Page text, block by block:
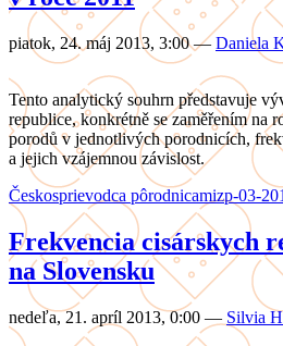
piatok, 24. máj 2013, 3:00 — Daniela
Tento analytický souhrn představuje
republice, konkrétně se zaměřením na
porodů v jednotlivých porodnicích,
a jejich vzájemnou závislost.
Českosprievodca pôrodnicamizp-03-
Frekvencia cisárskych
na Slovensku
nedeľa, 21. apríl 2013, 0:00 — Silvia